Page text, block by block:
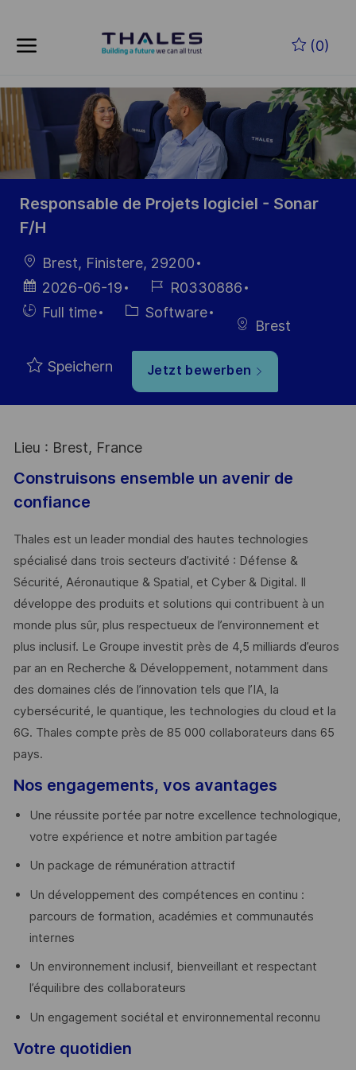
(0)
-
Responsable de Projets logiciel - Sonar
F/H
Ort
Brest, Finistere, 29200
Datum der
Veröffentlichung
2026-06-19
Job-
ID
R0330886
Einstellunngstyp
Full time Kategorie
Software
Brest
Speichern Jetzt bewerben
Lieu : Brest, France
Construisons ensemble un avenir de
confiance
Thales est un leader mondial des hautes technologies
spécialisé dans trois secteurs d’activité : Défense &
Sécurité, Aéronautique & Spatial, et Cyber & Digital. Il
développe des produits et solutions qui contribuent à un
monde plus sûr, plus respectueux de l’environnement et
plus inclusif. Le Groupe investit près de 4,5 milliards d’euros
par an en Recherche & Développement, notamment dans
des domaines clés de l’innovation tels que l’IA, la
cybersécurité, le quantique, les technologies du cloud et la
6G. Thales compte près de 85 000 collaborateurs dans 65
pays. ​
Nos engagements, vos avantages
Une réussite portée par notre excellence technologique,
votre expérience et notre ambition partagée
Un package de rémunération attractif
Un développement des compétences en continu :
parcours de formation, académies et communautés
internes
Un environnement inclusif, bienveillant et respectant
l’équilibre des collaborateurs
Un engagement sociétal et environnemental reconnu
Votre quotidien